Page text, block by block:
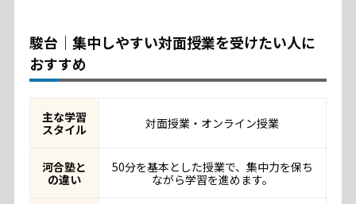
駿台｜集中しやすい対面授業を受けたい人に
おすすめ
主な学習
スタイル
対面授業・オンライン授業
河合塾と
の違い
50分を基本とした授業で、集中力を保ち
ながら学習を進めます。